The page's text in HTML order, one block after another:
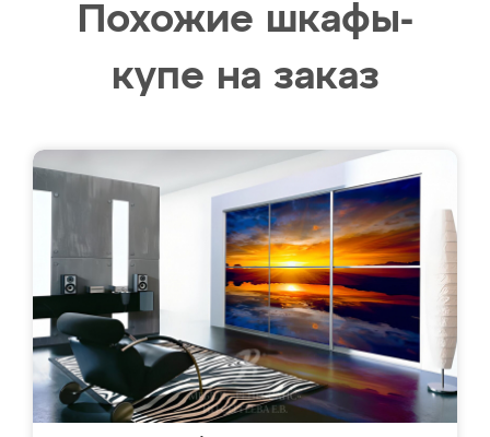
Похожие шкафы-
купе на заказ